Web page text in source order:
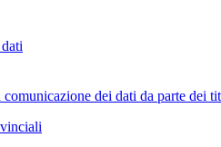
comunicazione dei dati da parte dei